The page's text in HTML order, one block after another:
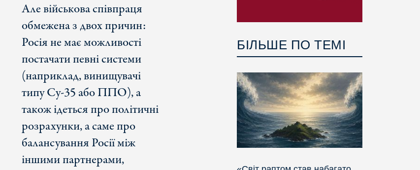
Але військова співпраця
обмежена з двох причин:
Росія не має можливості
постачати певні системи
(наприклад, винищувачі
типу Су-35 або ППО), а
також ідеться про політичні
розрахунки, а саме про
балансування Росії між
іншими партнерами,
БІЛЬШЕ ПО ТЕМІ